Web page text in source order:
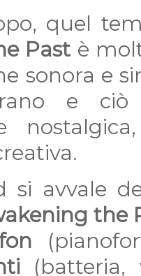
quel
Past è
sonora e
e ciò
si avvale
the
(batteria,